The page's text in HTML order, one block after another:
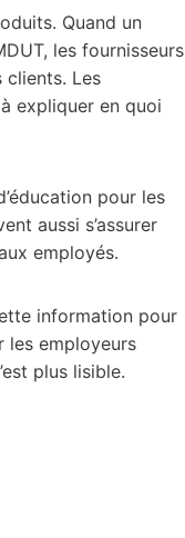
Quand un
les fournisseurs
Les
expliquer en quoi
pour les
aussi s’assurer
employés.
information pour
les employeurs
plus lisible.